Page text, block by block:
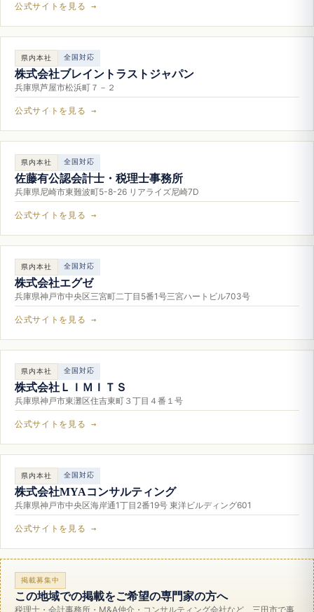
公式サイトを見る →
県内本社 全国対応
株式会社ブレイントラストジャパン
兵庫県芦屋市松浜町７－２
公式サイトを見る →
県内本社 全国対応
佐藤有公認会計士・税理士事務所
兵庫県尼崎市東難波町5-8-26 リアライズ尼崎7D
公式サイトを見る →
県内本社 全国対応
株式会社エグゼ
兵庫県神戸市中央区三宮町二丁目5番1号三宮ハートビル703号
公式サイトを見る →
県内本社 全国対応
株式会社ＬＩＭＩＴＳ
兵庫県神戸市東灘区住吉東町３丁目４番１号
公式サイトを見る →
県内本社 全国対応
株式会社MYAコンサルティング
兵庫県神戸市中央区海岸通1丁目2番19号 東洋ビルディング601
公式サイトを見る →
掲載募集中
この地域での掲載をご希望の専門家の方へ
税理士・会計事務所・M&A仲介・コンサルティング会社など、三田市で事